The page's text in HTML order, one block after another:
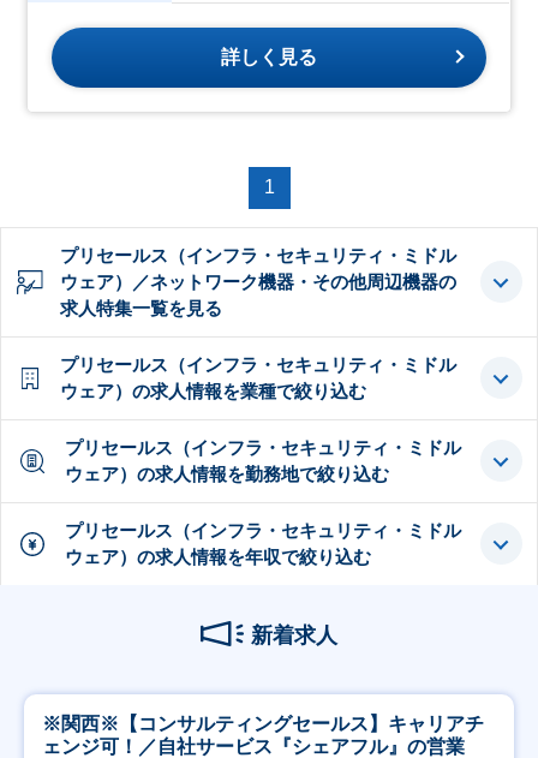
詳しく見る
1
プリセールス（インフラ・セキュリティ・ミドル
ウェア）／ネットワーク機器・その他周辺機器の
求人特集一覧を見る
プリセールス（インフラ・セキュリティ・ミドル
ウェア）の求人情報を業種で絞り込む
プリセールス（インフラ・セキュリティ・ミドル
ウェア）の求人情報を勤務地で絞り込む
プリセールス（インフラ・セキュリティ・ミドル
ウェア）の求人情報を年収で絞り込む
新着求人
※関西※【コンサルティングセールス】キャリアチ
ェンジ可！／自社サービス『シェアフル』の営業